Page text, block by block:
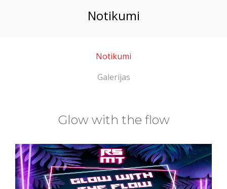
notikumi
Notikumi
Galerijas
Glow with the flow